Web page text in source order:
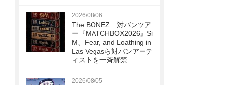
2026/08/06
The BONEZ 対バンツア
ー『MATCHBOX2026』Si
M、Fear, and Loathing in
Las Vegasら対バンアーテ
ィストを一斉解禁
2026/08/05